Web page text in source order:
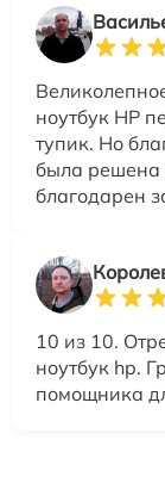
ноутбук HP
тупик. Но
была решена
благодарен
10 из 10.
ноутбук hp.
помощника